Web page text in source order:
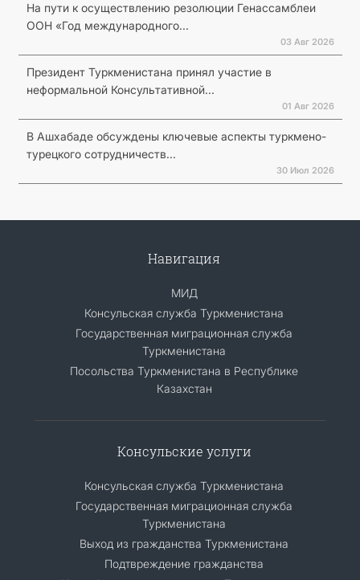
На пути к осуществлению резолюции Генассамблеи
ООН «Год международного...
03 Авг 2026
Президент Туркменистана принял участие в
неформальной Консультативной...
01 Авг 2026
В Ашхабаде обсуждены ключевые аспекты туркмено-
турецкого сотрудничеств...
30 Июл 2026
Навигация
МИД
Консульская служба Туркменистана
Государственная миграционная служба
Туркменистана
Посольства Туркменистана в Республике
Казахстан
Консульские услуги
Консульская служба Туркменистана
Государственная миграционная служба
Туркменистана
Выход из гражданства Туркменистана
Подтвреждение гражданства